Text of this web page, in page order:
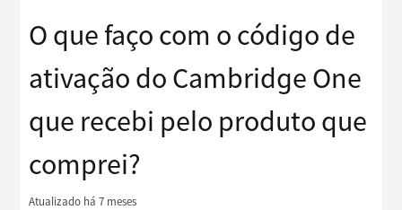
O que faço com o código de
ativação do Cambridge One
que recebi pelo produto que
comprei?
Atualizado há 7 meses